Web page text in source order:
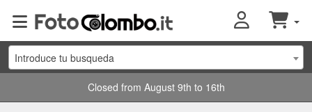
Introduce tu busqueda
Closed from August 9th to 16th